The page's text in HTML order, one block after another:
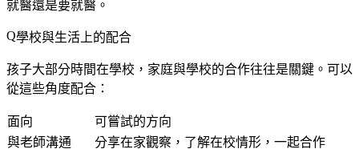
就醫還是要就醫。
學校與生活上的配合
孩子大部分時間在學校，家庭與學校的合作往往是關鍵。可以
從這些角度配合：
面向
可嘗試的方向
與老師溝通
分享在家觀察，了解在校情形，一起合作